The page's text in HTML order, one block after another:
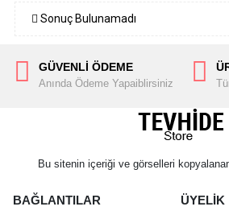
Sonuç Bulunamadı
GÜVENLİ ÖDEME
Anında Ödeme Yapaiblirsiniz
Bu sitenin içeriği ve görselleri
BAĞLANTILAR ÜYELİK